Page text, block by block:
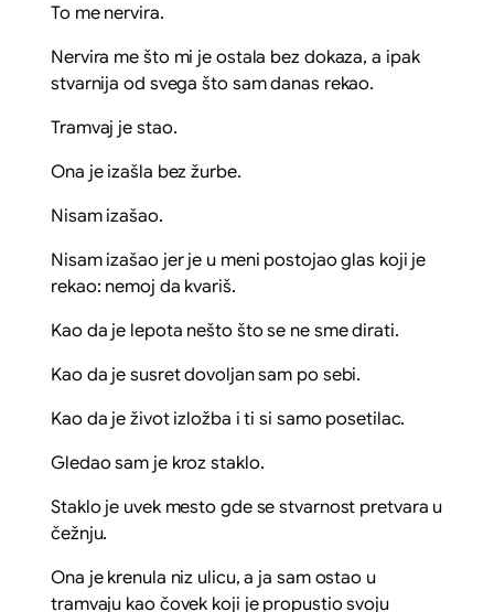
To me nervira.
Nervira me što mi je ostala bez dokaza, a ipak
stvarnija od svega što sam danas rekao.
Tramvaj je stao.
Ona je izašla bez žurbe.
Nisam izašao.
Nisam izašao jer je u meni postojao glas koji je
rekao: nemoj da kvariš.
Kao da je lepota nešto što se ne sme dirati.
Kao da je susret dovoljan sam po sebi.
Kao da je život izložba i ti si samo posetilac.
Gledao sam je kroz staklo.
Staklo je uvek mesto gde se stvarnost pretvara u
čežnju.
Ona je krenula niz ulicu, a ja sam ostao u
tramvaju kao čovek koji je propustio svoju